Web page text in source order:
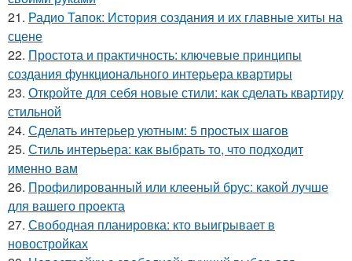
21. Радио Тапок: История создания и их главные хиты на
сцене
22. Простота и практичность: ключевые принципы
создания функционального интерьера квартиры
23. Откройте для себя новые стили: как сделать квартиру
стильной
24. Сделать интерьер уютным: 5 простых шагов
25. Стиль интерьера: как выбрать то, что подходит
именно вам
26. Профилированный или клееный брус: какой лучше
для вашего проекта
27. Свободная планировка: кто выигрывает в
новостройках